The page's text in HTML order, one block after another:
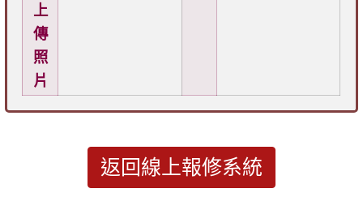
上
傳
照
片
返回線上報修系統